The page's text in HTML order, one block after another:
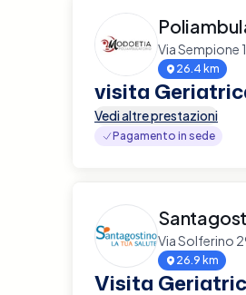
Via Sempione
26.4 km
visita
Vedi altre prestazioni
Pagamento in sede
Via Solferino
26.9 km
Visita